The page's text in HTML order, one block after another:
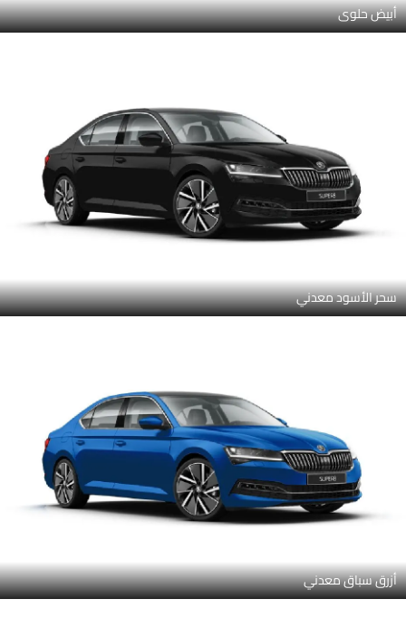
أبيض حلوى
سحر الأسود معدني
أزرق سباق معدني